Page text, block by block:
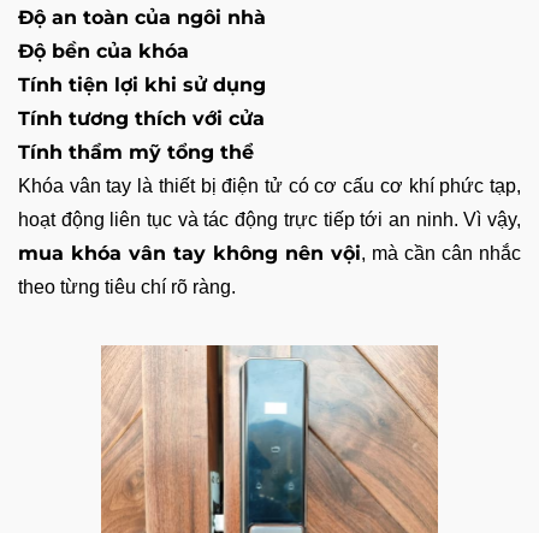
Độ an toàn của ngôi nhà
Độ bền của khóa
Tính tiện lợi khi sử dụng
Tính tương thích với cửa
Tính thẩm mỹ tổng thể
Khóa vân tay là thiết bị điện tử có cơ cấu cơ khí phức tạp,
hoạt động liên tục và tác động trực tiếp tới an ninh. Vì vậy,
mua khóa vân tay không nên vội, mà cần cân nhắc
theo từng tiêu chí rõ ràng.